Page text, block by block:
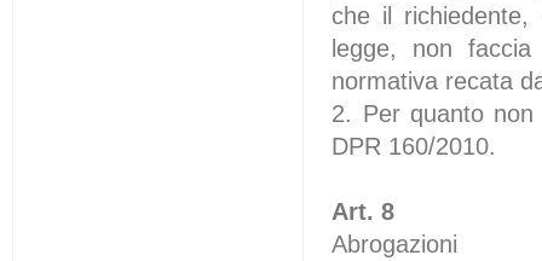
che il richiedente,
legge, non
normativa recata
2. Per quanto non
DPR 160/2010.
Art. 8
Abrogazioni